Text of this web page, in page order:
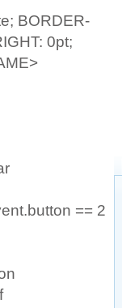
BORDER-
0pt;
== 2